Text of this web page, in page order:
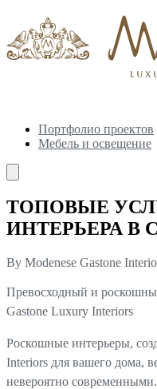
Портфолио проектов
Мебель и освещение
ТОПОВЫЕ
ИНТЕРЬЕРА В
By Modenese Gastone
Превосходный и
Gastone Luxury Interiors
Роскошные интерьеры,
Interiors для вашего дома,
невероятно